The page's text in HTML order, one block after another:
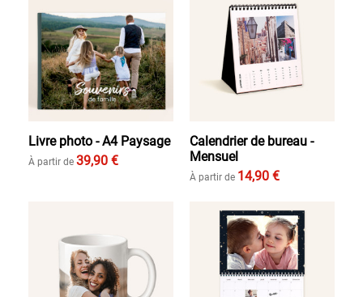
Livre photo - A4 Paysage
À partir de 39,90 €
Calendrier de bureau -
Mensuel
À partir de 14,90 €